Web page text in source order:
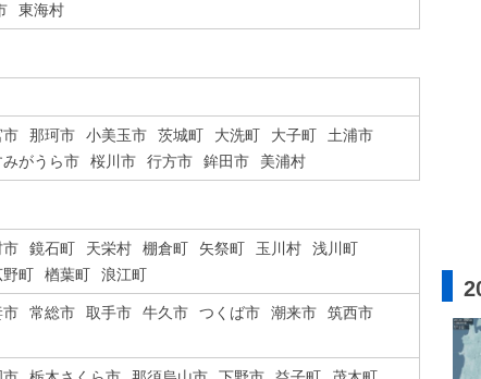
東海村
市 那珂市 小美玉市 茨城町 大洗町 大子町
土浦市
みがうら市 桜川市 行方市 鉾田市 美浦村
市 鏡石町 天栄村 棚倉町 矢祭町 玉川村
浅川町
野町 楢葉町 浪江町
市 常総市 取手市 牛久市 つくば市 潮来市
筑西市